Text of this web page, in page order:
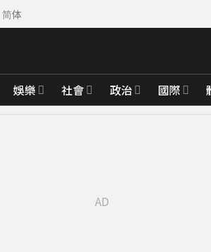
简体
娛樂 社會 政治 國際